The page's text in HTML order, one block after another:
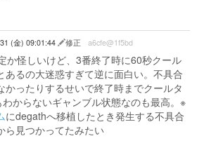
(金) 09:01:44 修正 a6cfe@1f5bd
か怪しいけど、3番終了時に60秒クール
あるの大迷惑すぎて逆に面白い。不具合
かったりするせいで終了時までクールタ
からないギャンブル状態なのも最高。※
にdegathへ移植したとき発生する不具合
ら見つかってたみたい